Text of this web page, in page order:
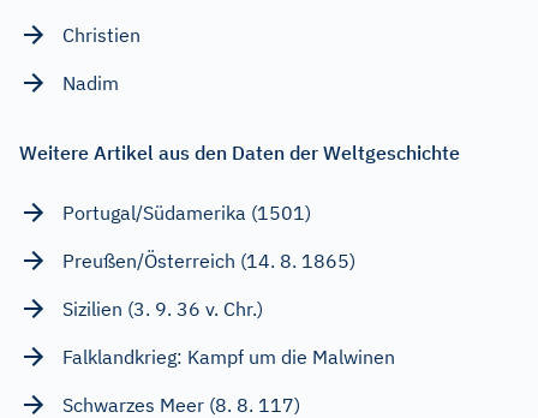
Christien
Nadim
Weitere Artikel aus den Daten der Weltgeschichte
Portugal/Südamerika (1501)
Preußen/Österreich (14. 8. 1865)
Sizilien (3. 9. 36 v. Chr.)
Falklandkrieg: Kampf um die Malwinen
Schwarzes Meer (8. 8. 117)